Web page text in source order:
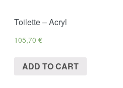
Toilette – Acryl
105,70€
ADD TO CART